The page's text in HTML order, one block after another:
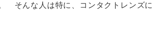
そんな人は特に、コンタクトレンズに